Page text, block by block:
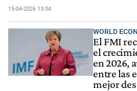
15-04-2026 13:04
WORLD
El FMI
el
en 2026,
entre las
mejor